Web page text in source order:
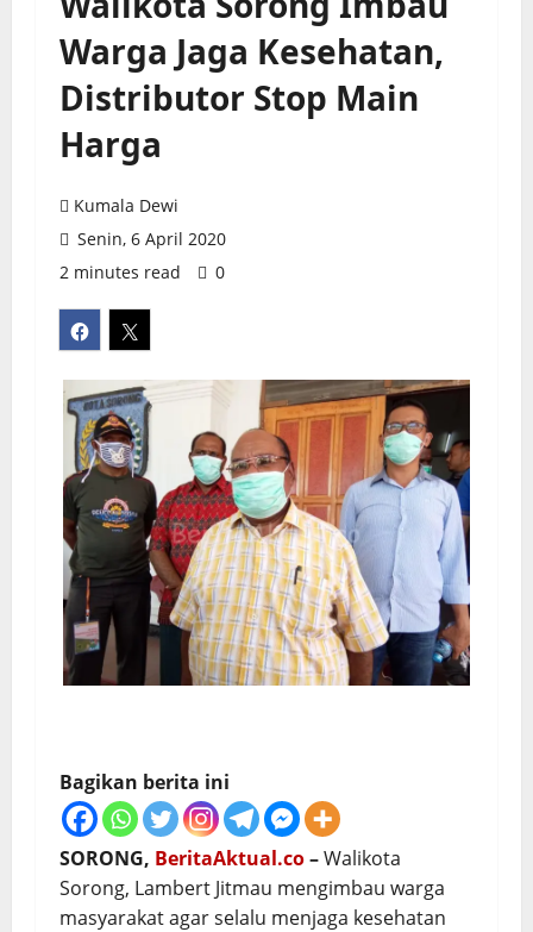
Warga Jaga Kesehatan,
Distributor Stop Main
Harga
Kumala Dewi
Senin, 6 April 2020
2 minutes read
0
Bagikan berita ini
SORONG, BeritaAktual.co–Walikota
Sorong, Lambert Jitmau mengimbau warga
masyarakat agar selalu menjaga kesehatan